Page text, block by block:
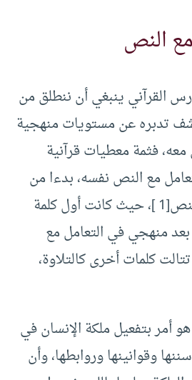
النص
القرآني ينبغي أن ننطلق من
تدبره عن مستويات منهجية
فثمة معطيات قرآنية
مع النص نفسه، بدءا من
أوصاف التعامل مع النص[1 ]، حيث كانت أول كلمة
منهجي في التعامل مع
كلمات أخرى كالتلاوة،
هو أمر بتفعيل ملكة الإنسان في
وقوانينها وروابطها، وأن